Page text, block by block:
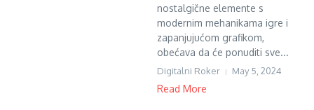
nostalgične elemente s
modernim mehanikama igre i
zapanjujućom grafikom,
obećava da će ponuditi sve...
Digitalni Roker May 5, 2024
Read More